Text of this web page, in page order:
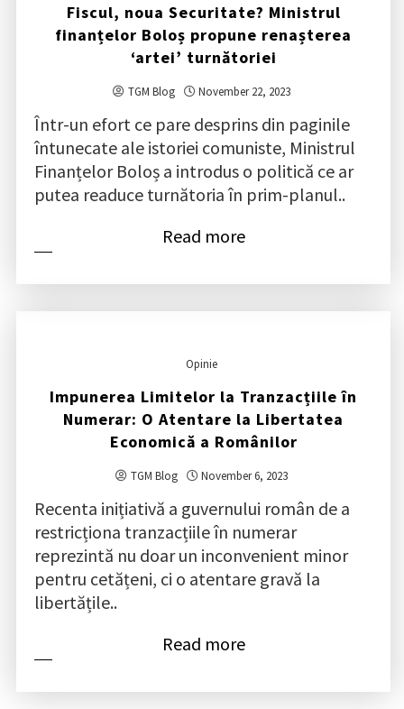
Fiscul, noua Securitate? Ministrul
finanțelor Boloș propune renașterea
‘artei’ turnătoriei
TGM Blog November 22, 2023
Într-un efort ce pare desprins din paginile
întunecate ale istoriei comuniste, Ministrul
Finanțelor Boloș a introdus o politică ce ar
putea readuce turnătoria în prim-planul..
Read more
Opinie
Impunerea Limitelor la Tranzacțiile în
Numerar: O Atentare la Libertatea
Economică a Românilor
TGM Blog November 6, 2023
Recenta inițiativă a guvernului român de a
restricționa tranzacțiile în numerar
reprezintă nu doar un inconvenient minor
pentru cetățeni, ci o atentare gravă la
libertățile..
Read more